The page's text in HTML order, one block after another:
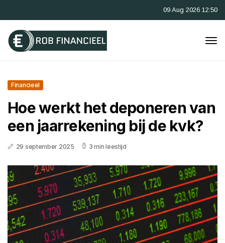
09 Aug 2026 12:50
Financieel
Hoe werkt het deponeren van
een jaarrekening bij de kvk?
29 september 2025 3 min leestijd